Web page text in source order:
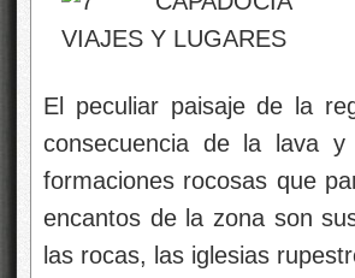
El peculiar paisaje de la
consecuencia de la lava
formaciones rocosas que
encantos de la zona son
las rocas, las iglesias